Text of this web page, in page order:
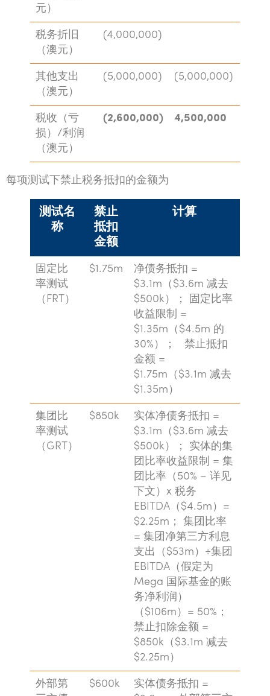
元）
税务折旧
（澳元）
(4,000,000)
其他支出
（澳元）
(5,000,000) (5,000,000)
税收（亏
损）/利润
（澳元）
(2,600,000) 4,500,000
每项测试下禁止税务抵扣的金额为
测试名
称
禁止
抵扣
金额
计算
固定比
率测试
（FRT）
$1.75m
净债务抵扣 =
$3.1m（$3.6m 减去
$500k）； 固定比率
收益限制 =
$1.35m（$4.5m 的
30%）； 禁止抵扣
金额 =
$1.75m（$3.1m 减去
$1.35m）
集团比
率测试
（GRT）
$850k
实体净债务抵扣 =
$3.1m（$3.6m 减去
$500k）； 实体的集
团比率收益限制 = 集
团比率（50% – 详见
下文）x 税务
EBITDA（$4.5m）=
$2.25m； 集团比率
= 集团净第三方利息
支出（$53m）÷集团
EBITDA（假定为
Mega 国际基金的账
务净利润）
（$106m）= 50%；
禁止扣除金额 =
$850k（$3.1m 减去
$2.25m）
外部第
$600k
实体债务抵扣 =